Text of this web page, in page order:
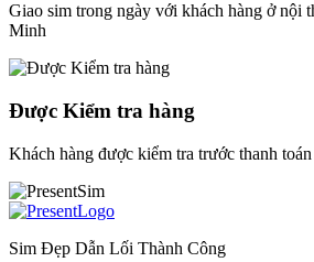
Giao sim trong ngày với khách hàng ở nội
Minh
Được Kiểm tra hàng
Khách hàng được kiểm tra trước thanh toán
Sim Đẹp Dẫn Lối Thành Công